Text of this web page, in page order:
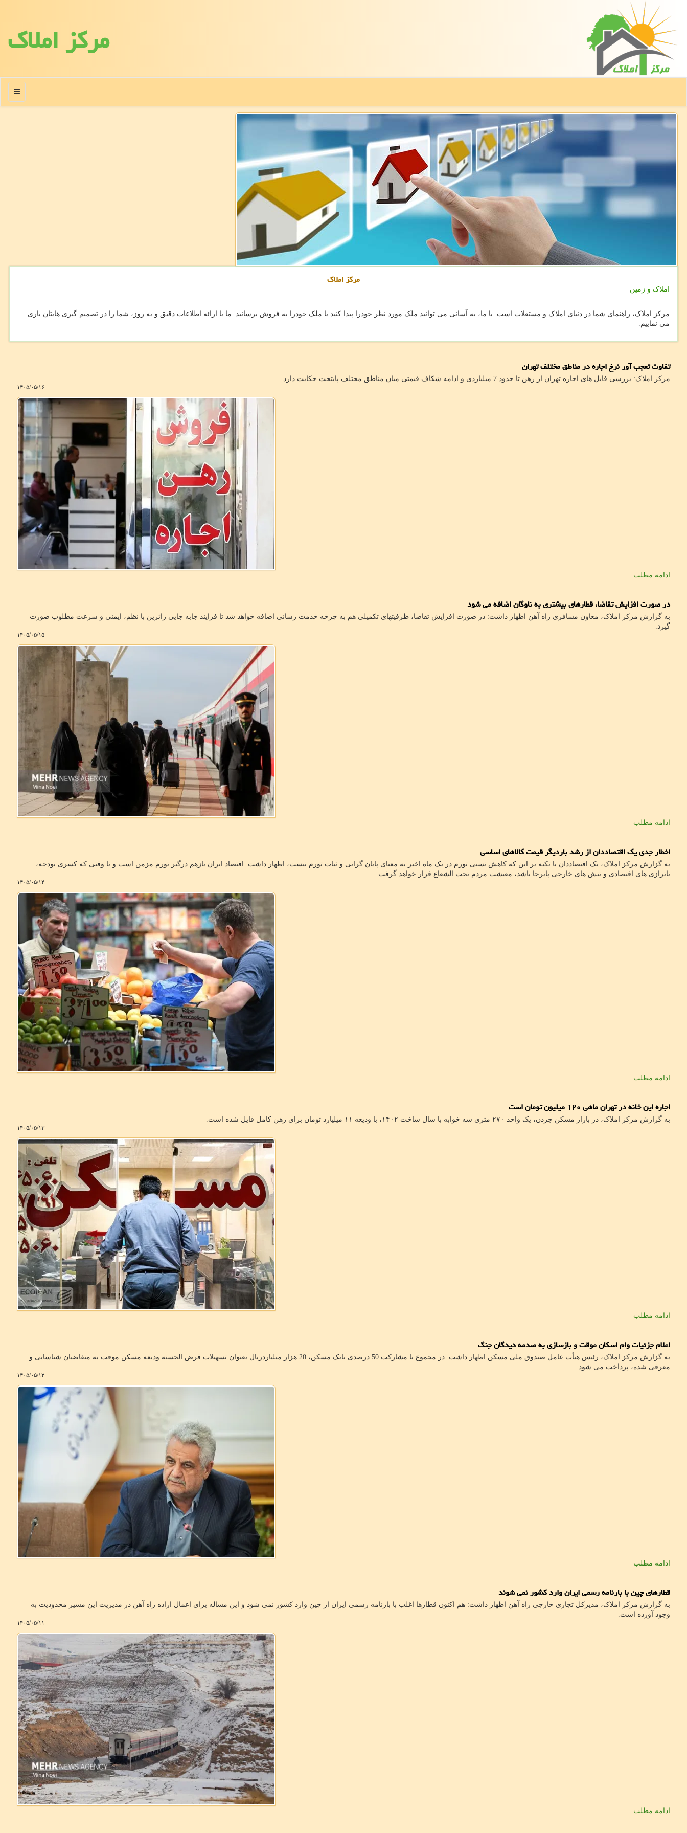
مركز املاك
منو
مرکز املاک
املاک و زمین
مرکز املاک، راهنمای شما در دنیای املاک و مستغلات است. با ما، به آسانی می توانید ملک مورد نظر خودرا پیدا کنید یا ملک خودرا به فروش برسانید. ما با ارائه اطلاعات دقیق و به روز، شما را در تصمیم گیری هایتان یاری
می نماییم.
تفاوت تعجب آور نرخ اجاره در مناطق مختلف تهران
مرکز املاک: بررسی فایل های اجاره تهران از رهن تا حدود 7 میلیاردی و ادامه شکاف قیمتی میان مناطق مختلف پایتخت حکایت دارد.
۱۴۰۵/۰۵/۱۶
ادامه مطلب
در صورت افزایش تقاضا، قطارهای بیشتری به ناوگان اضافه می شود
به گزارش مرکز املاک، معاون مسافری راه آهن اظهار داشت: در صورت افزایش تقاضا، ظرفیتهای تکمیلی هم به چرخه خدمت رسانی اضافه خواهد شد تا فرایند جابه جایی زائرین با نظم، ایمنی و سرعت مطلوب صورت
گیرد.
۱۴۰۵/۰۵/۱۵
ادامه مطلب
اخطار جدی یک اقتصاددان از رشد باردیگر قیمت کالاهای اساسی
به گزارش مرکز املاک، یک اقتصاددان با تکیه بر این که کاهش نسبی تورم در یک ماه اخیر به معنای پایان گرانی و ثبات تورم نیست، اظهار داشت: اقتصاد ایران بازهم درگیر تورم مزمن است و تا وقتی که کسری بودجه،
ناترازی های اقتصادی و تنش های خارجی پابرجا باشد، معیشت مردم تحت الشعاع قرار خواهد گرفت.
۱۴۰۵/۰۵/۱۴
ادامه مطلب
اجاره این خانه در تهران ماهی ۱۲۰ میلیون تومان است
به گزارش مرکز املاک، در بازار مسکن جردن، یک واحد ۲۷۰ متری سه خوابه با سال ساخت ۱۴۰۲، با ودیعه ۱۱ میلیارد تومان برای رهن کامل فایل شده است.
۱۴۰۵/۰۵/۱۳
ادامه مطلب
اعلام جزئیات وام اسکان موقت و بازسازی به صدمه دیدگان جنگ
به گزارش مرکز املاک، رئیس هیأت عامل صندوق ملی مسکن اظهار داشت: در مجموع با مشارکت 50 درصدی بانک مسکن، 20 هزار میلیاردریال بعنوان تسهیلات قرض الحسنه ودیعه مسکن موقت به متقاضیان شناسایی و
معرفی شده، پرداخت می شود.
۱۴۰۵/۰۵/۱۲
ادامه مطلب
قطارهای چین با بارنامه رسمی ایران وارد کشور نمی شوند
به گزارش مرکز املاک، مدیرکل تجاری خارجی راه ‎آهن اظهار داشت: هم اکنون قطارها اغلب با بارنامه رسمی ایران از چین وارد کشور نمی شود و این مساله برای اعمال اراده راه آهن در مدیریت این مسیر محدودیت به
وجود آورده است.
۱۴۰۵/۰۵/۱۱
ادامه مطلب